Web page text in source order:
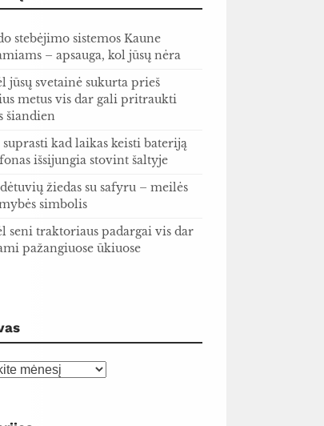
stebėjimo sistemos Kaune
– apsauga, kol jūsų nėra
jūsų svetainė sukurta prieš
metus vis dar gali pritraukti
šiandien
kad laikas keisti bateriją
išsijungia stovint šaltyje
žiedas su safyru – meilės
simbolis
seni traktoriaus padargai vis dar
pažangiuose ūkiuose